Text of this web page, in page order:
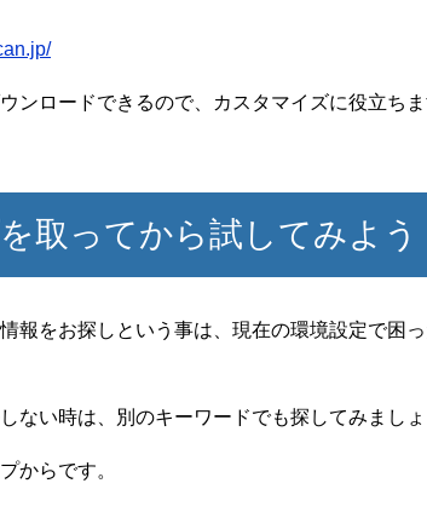
ンロードできるので、カスタマイズに役立ちま
取ってから試してみよう
報をお探しという事は、現在の環境設定で困
ない時は、別のキーワードでも探してみましょ
からです。